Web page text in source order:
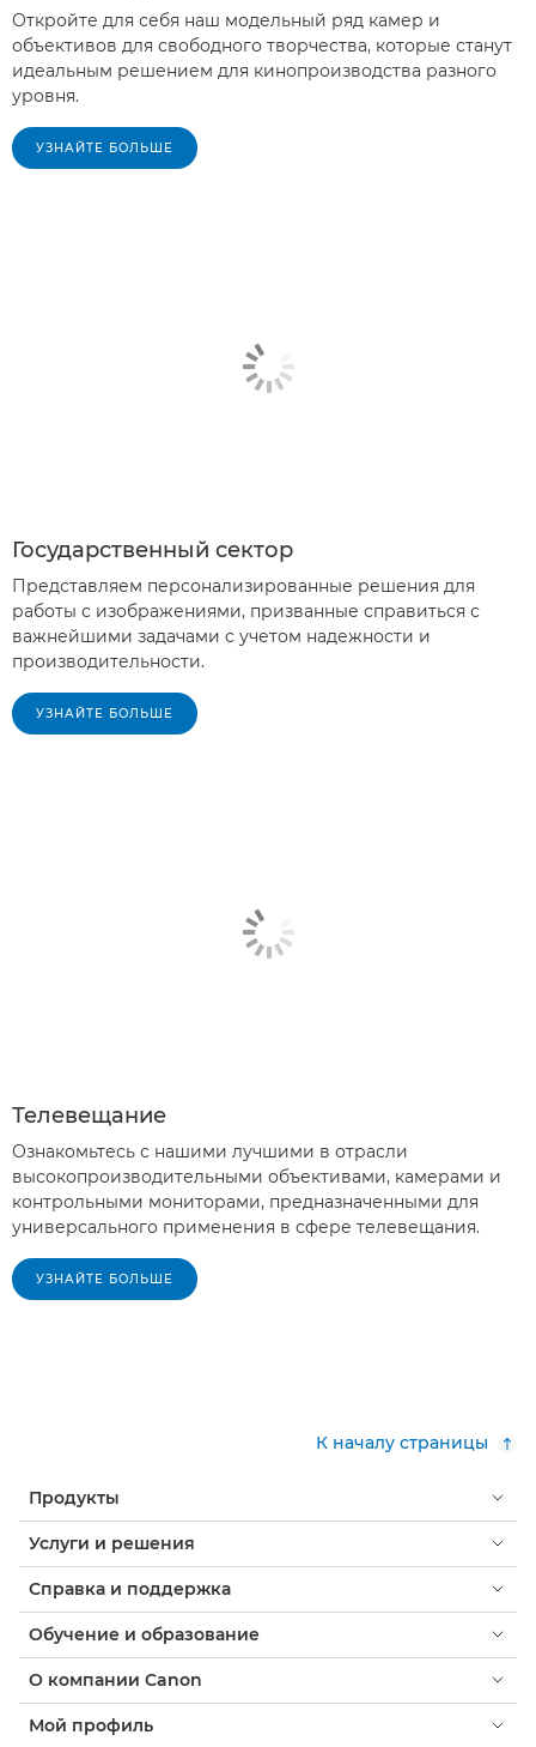
Откройте для себя наш модельный ряд камер и
объективов для свободного творчества, которые станут
идеальным решением для кинопроизводства разного
уровня.
УЗНАЙТЕ БОЛЬШЕ
Государственный сектор
Представляем персонализированные решения для
работы с изображениями, призванные справиться с
важнейшими задачами с учетом надежности и
производительности.
УЗНАЙТЕ БОЛЬШЕ
Телевещание
Ознакомьтесь с нашими лучшими в отрасли
высокопроизводительными объективами, камерами и
контрольными мониторами, предназначенными для
универсального применения в сфере телевещания.
УЗНАЙТЕ БОЛЬШЕ
К началу страницы
Продукты
Услуги и решения
Справка и поддержка
Обучение и образование
О компании Canon
Мой профиль